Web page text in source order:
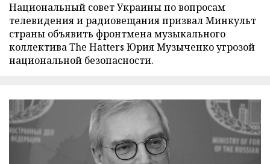
Национальный совет Украины по вопросам
телевидения и радиовещания призвал Минкульт
страны объявить фронтмена музыкального
коллектива The Hatters Юрия Музыченко угрозой
национальной безопасности.